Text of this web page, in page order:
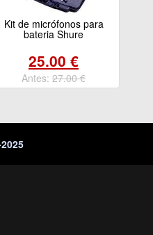
Kit de micrófonos para
bateria Shure
25.00 €
Antes: 27.00 €